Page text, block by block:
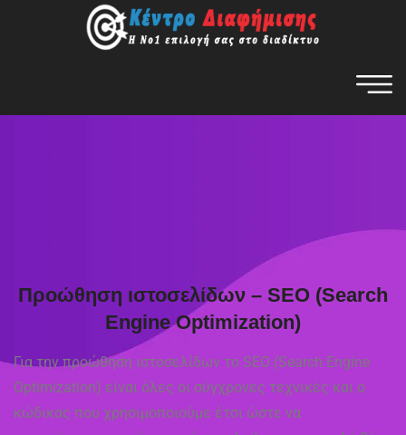
Προώθηση ιστοσελίδων – SEO (Search
Engine Optimization)
Για την προώθηση ιστοσελίδων το SEO (Search Engine
Optimization) είναι όλες οι σύγχρονες τεχνικές και ο
κώδικας που χρησιμοποιούμε έτσι ώστε να